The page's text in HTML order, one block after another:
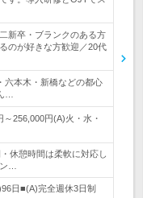
新卒・ブランクのある方
のが好きな方歓迎／20代
六本木・新橋などの都心
…
256,000円(A)火・水・
休憩時間は柔軟に対応し
…
日■(A)完全週休3日制